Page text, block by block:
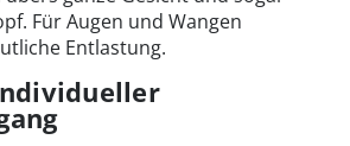
Für Augen und Wangen
Entlastung.